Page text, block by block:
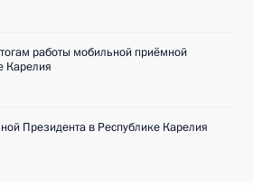
работы мобильной приёмной
Карелия
Президента в Республике Карелия